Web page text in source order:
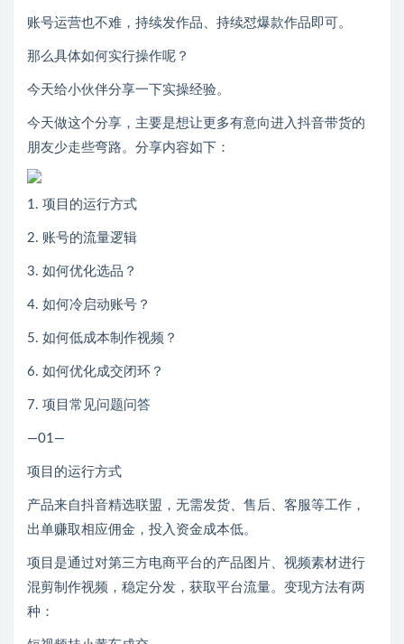
账号运营也不难，持续发作品、持续怼爆款作品即可。
那么具体如何实行操作呢？
今天给小伙伴分享一下实操经验。
今天做这个分享，主要是想让更多有意向进入抖音带货的
朋友少走些弯路。分享内容如下：
1. 项目的运行方式
2. 账号的流量逻辑
3. 如何优化选品？
4. 如何冷启动账号？
5. 如何低成本制作视频？
6. 如何优化成交闭环？
7. 项目常见问题问答
—01—
项目的运行方式
产品来自抖音精选联盟，无需发货、售后、客服等工作，
出单赚取相应佣金，投入资金成本低。
项目是通过对第三方电商平台的产品图片、视频素材进行
混剪制作视频，稳定分发，获取平台流量。变现方法有两
种：